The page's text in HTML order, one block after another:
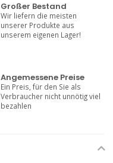
Großer Bestand
Wir liefern die meisten
unserer Produkte aus
unserem eigenen Lager!
Angemessene Preise
Ein Preis, für den Sie als
Verbraucher nicht unnötig viel
bezahlen